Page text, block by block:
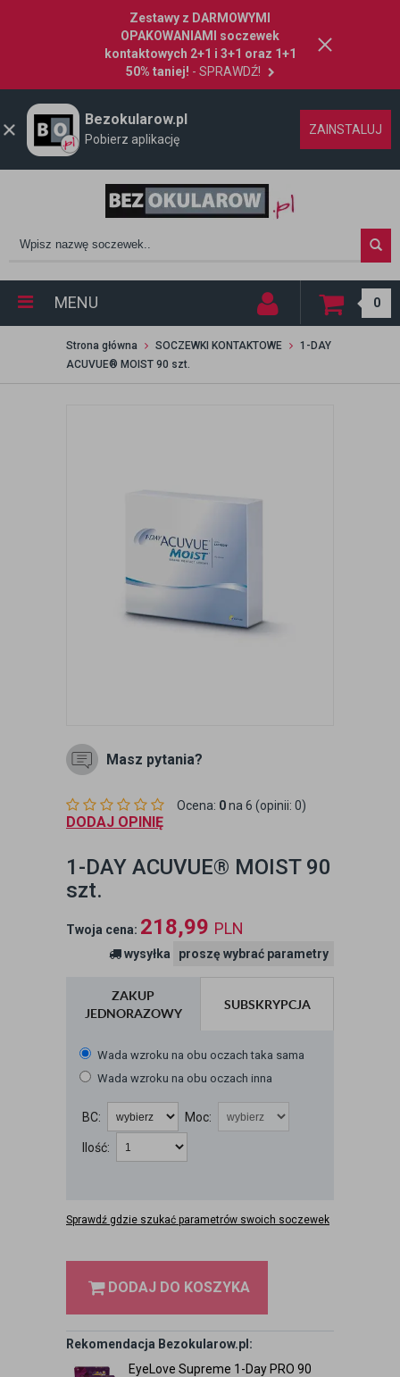
Zestawy z DARMOWYMI
OPAKOWANIAMI soczewek
kontaktowych 2+1 i 3+1 oraz 1+1
50% taniej! - SPRAWDŹ!
Bezokularow.pl
Pobierz aplikację
ZAINSTALUJ
MENU 0
Strona główna SOCZEWKI KONTAKTOWE
1-DAY
ACUVUE® MOIST 90 szt.
Masz pytania?
Ocena: 0na 6 (opinii: 0)
DODAJ OPINIĘ
1-DAY ACUVUE® MOIST 90
szt.
Twoja cena: 218,99 PLN
wysyłka proszę wybrać parametry
ZAKUP
JEDNORAZOWY
SUBSKRYPCJA
Wada wzroku na obu oczach taka sama
Wada wzroku na obu oczach inna
BC: Moc:
Ilość:
Sprawdź gdzie szukać parametrów swoich soczewek
DODAJ DO KOSZYKA
Rekomendacja Bezokularow.pl:
EyeLove Supreme 1-Day PRO 90